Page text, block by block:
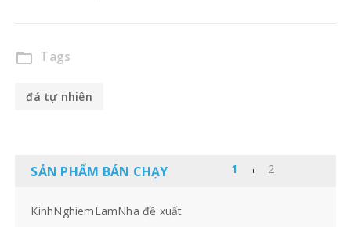
folder_open Tags
đá tự nhiên
SẢN PHẨM BÁN CHẠY
KinhNghiemLamNha đề xuất